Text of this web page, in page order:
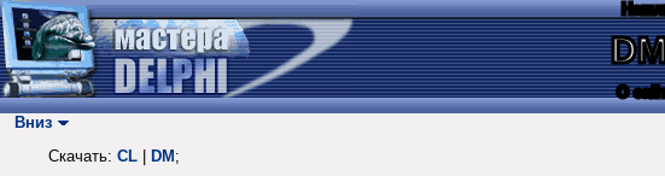
О
Вниз
Скачать: CL DM ;